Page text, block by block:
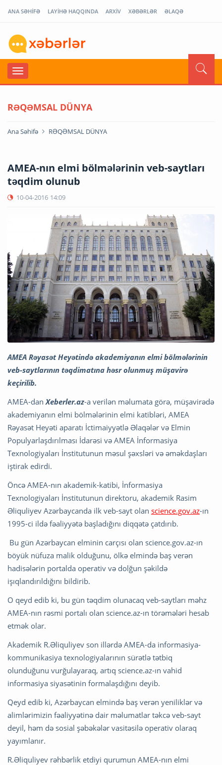
ANA SƏHİFƏ LAYİHƏ HAQQINDA ARXİV XƏBƏRLƏR ƏLAQƏ
RƏQƏMSAL DÜNYA
Ana Səhifə RƏQƏMSAL DÜNYA
AMEA-nın elmi bölmələrinin veb-saytları
təqdim olunub
10-04-2016 14:09
AMEA Rəyasət Heyətində akademiyanın elmi bölmələrinin
veb-saytlarının təqdimatına həsr olunmuş müşavirə
keçirilib.
AMEA-dan Xeberler.az-a verilən məlumata görə, müşavirədə
akademiyanın elmi bölmələrinin elmi katibləri, AMEA
Rəyasət Heyəti aparatı İctimaiyyətlə Əlaqələr və Elmin
Populyarlaşdırılması İdarəsi və AMEA İnformasiya
Texnologiyaları İnstitutunun məsul şəxsləri və əməkdaşları
iştirak edirdi.
Öncə AMEA-nın akademik-katibi, İnformasiya
Texnologiyaları İnstitutunun direktoru, akademik Rasim
Əliquliyev Azərbaycanda ilk veb-sayt olan science.gov.az-ın
1995-ci ildə fəaliyyətə başladığını diqqətə çatdırıb.
Bu gün Azərbaycan elminin carçısı olan science.gov.az-ın
böyük nüfuza malik olduğunu, ölkə elmində baş verən
hadisələrin portalda operativ və dolğun şəkildə
işıqlandırıldığını bildirib.
O qeyd edib ki, bu gün təqdim olunacaq veb-saytları məhz
AMEA-nın rəsmi portalı olan science.az-ın törəmələri hesab
etmək olar.
Akademik R.Əliquliyev son illərdə AMEA-da informasiya-
kommunikasiya texnologiyalarının sürətlə tətbiq
olunduğunu vurğulayaraq, artıq science.az-ın vahid
informasiya siyasətinin formalaşdığını deyib.
Qeyd edib ki, Azərbaycan elmində baş verən yeniliklər və
alimlərimizin fəaliyyətinə dair məlumatlar təkcə veb-sayt
deyil, həm də sosial şəbəkələr vasitəsilə operativ olaraq
yayımlanır.
R.Əliquliyev rəhbərlik etdiyi qurumun AMEA-nın elmi